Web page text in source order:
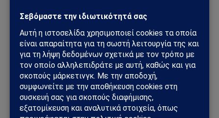
Ρωσία: Δορυφορικές εικόνες αποκαλύπτουν νέα
οχυρωμένα καταφύγια αεροσκαφών – Η Μόσχα
προετοιμάζεται για βαθύτερο πόλεμο φθοράς
31/07/2026